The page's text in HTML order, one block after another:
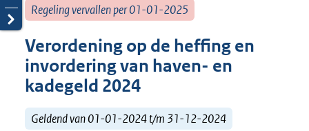
Regeling vervallen per 01-01-2025
Verordening op de heffing en
invordering van haven- en
kadegeld 2024
Geldend van 01-01-2024 t/m 31-12-2024